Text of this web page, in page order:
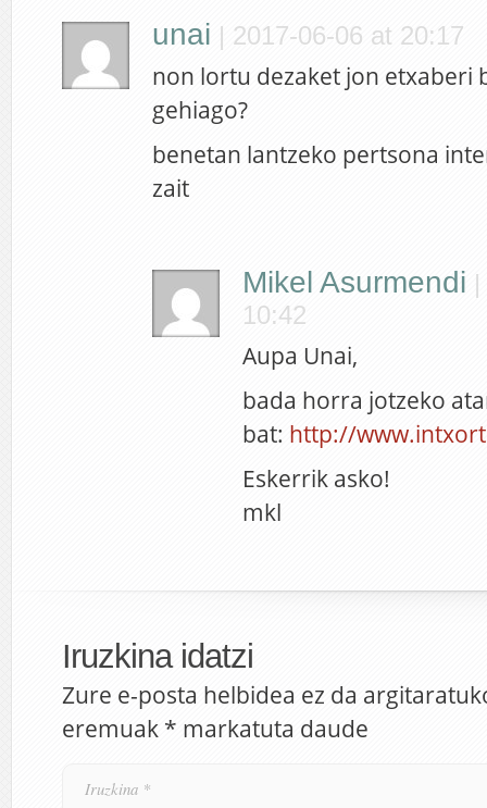
unai | 2017-06-06 at 20:17
non lortu dezaket jon etxaberi
gehiago?
benetan lantzeko pertsona
zait
Mikel Asurmendi |
10:42
Aupa Unai,
bada horra jotzeko
bat: http://
Eskerrik asko!
mkl
Iruzkina idatzi
Zure e-posta helbidea ez da
eremuak * markatuta daude